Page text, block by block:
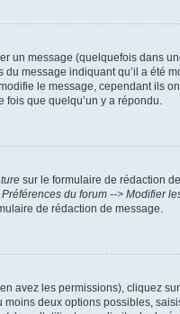
un message (quelquefois dans
message indiquant qu’il a été
le message, cependant ils
que quelqu’un y a répondu.
sur le formulaire de rédaction
Préférences du forum --> Modifier
de rédaction de message.
avez les permissions), cliquez
deux options possibles,